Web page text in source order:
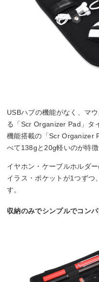
USBハブの機能がなく、マ
る「Scr Organizer Pad」タ
機能搭載の「Scr Organizer
べて138gと20g軽いのが特徴
イヤホン・ケーブルホルダ
イラス・ポケットが1つずつ
す。
収納のみでシンプルでコン